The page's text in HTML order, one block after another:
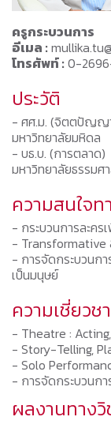
ครูกระบวนการ
อีเมล :
โทรศัพท์ :0-
ประวัติ
- ศศ.ม. (จิตตปัญญา
มหาวิทยาลัยมหิดล
- บธ.บ. (การตลาด)
มหาวิทยาลัยธรรมศ
ความสนใจท
- กระบวนการละคร
- Transformative
- การจัดกระบวนก
เป็นมนุษย์
ความเชี่ยว
- Theatre :
- Story-Telling,
- Solo
- การจัดกระบวนก
ผลงานทางวิ